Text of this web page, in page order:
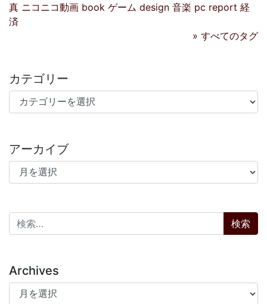
真 ニコニコ動画 book ゲーム design 音楽 pc report 経
済
» すべてのタグ
カテゴリー
カテゴリー
アーカイブ
アーカイブ
検索:
Archives
Archives